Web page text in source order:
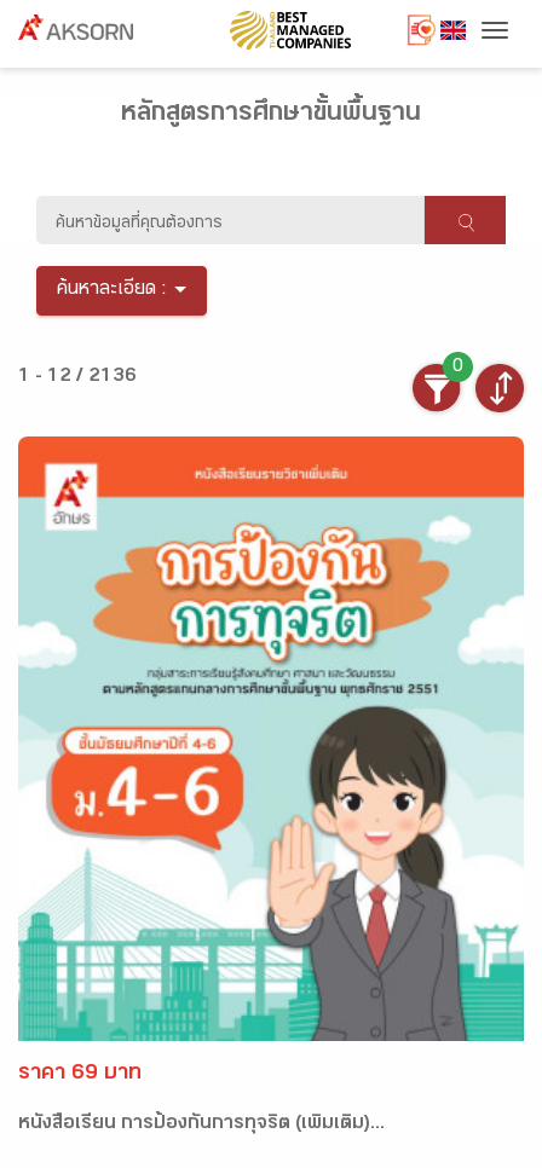
หลักสูตรการศึกษาขั้นพื้นฐาน
ค้นหาละเอียด :
1 - 12 / 2136
0
ราคา 69 บาท
หนังสือเรียน การป้องกันการทุจริต (เพิ่มเติม)...